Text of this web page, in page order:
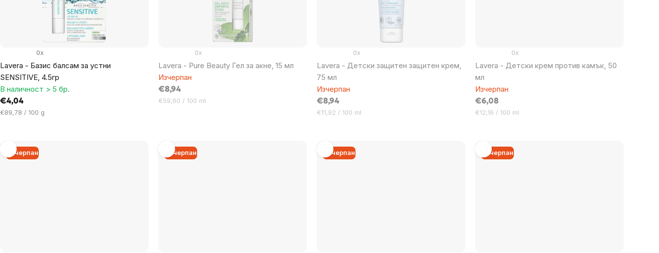
Lavera - Базис балсам за устни
SENSITIVE, 4.5гр
0x
В наличност > 5 бр.
€4,04
Цена
€89,78 / 100 g
Lavera - Pure Beauty Гел за акне, 15 мл
0x
Изчерпан
€8,94
Цена
€59,60 / 100 ml
Lavera - Детски защитен защитен крем,
75 мл
0x
Изчерпан
€8,94
Цена
€11,92 / 100 ml
Lavera - Детски крем против камък, 50
мл
0x
Изчерпан
€6,08
Цена
€12,16 / 100 ml
Изчерпан Изчерпан Изчерпан Изчерпан